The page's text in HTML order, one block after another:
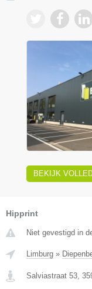
BEKIJK
Hipprint
Niet gevestigd in
Limburg »
Salviastraat 53